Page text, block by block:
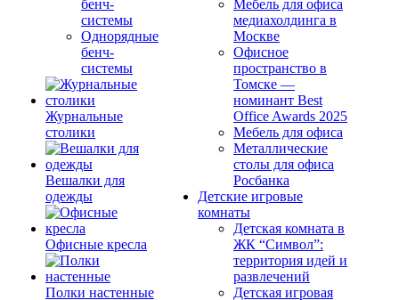
бенч-
системы
Однорядные
бенч-
системы
Журнальные
столики
Вешалки для
одежды
Офисные кресла
Полки настенные
Мебель для офиса
медиахолдинга в
Москве
Офисное
пространство в
Томске —
номинант Best
Office Awards 2025
Мебель для офиса
Металлические
столы для офиса
Росбанка
Детские игровые
комнаты
Детская комната в
ЖК “Символ”:
территория идей и
развлечений
Детская игровая